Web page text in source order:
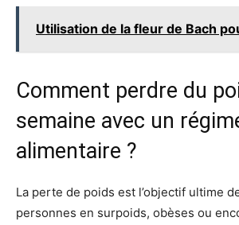
Utilisation de la fleur de Bach
Comment perdre du
semaine avec un
alimentaire ?
La perte de poids est l’objectif ultime
personnes en surpoids, obèses ou